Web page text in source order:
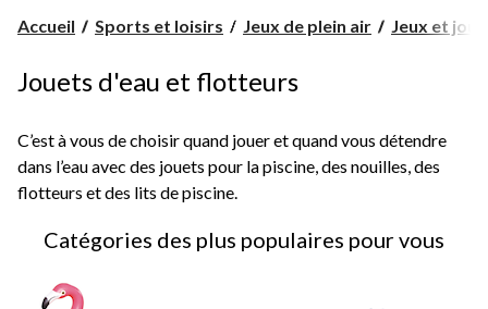
Accueil Sports et loisirs Jeux de plein air Jeux et
Jouets d'eau et flotteurs
C’est à vous de choisir quand jouer et quand vous détendre
dans l’eau avec des jouets pour la piscine, des nouilles, des
flotteurs et des lits de piscine.
Catégories des plus populaires pour vous